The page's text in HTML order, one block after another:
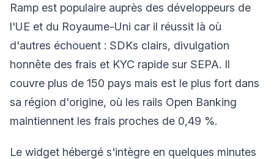
Ramp est populaire auprès des développeurs de
l'UE et du Royaume-Uni car il réussit là où
d'autres échouent : SDKs clairs, divulgation
honnête des frais et KYC rapide sur SEPA. Il
couvre plus de 150 pays mais est le plus fort dans
sa région d'origine, où les rails Open Banking
maintiennent les frais proches de 0,49 %.
Le widget hébergé s'intègre en quelques minutes